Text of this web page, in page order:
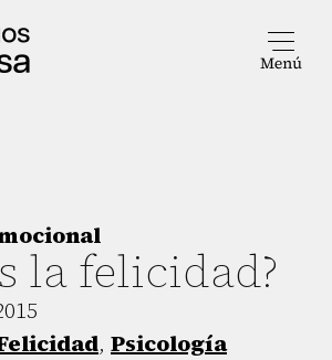
la felicidad?
, Psicología